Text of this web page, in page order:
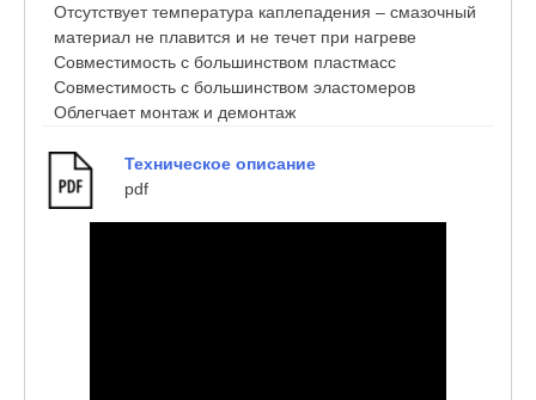
Отсутствует температура каплепадения – смазочный
материал не плавится и не течет при нагреве
Совместимость с большинством пластмасс
Совместимость с большинством эластомеров
Облегчает монтаж и демонтаж
Техническое описание
pdf